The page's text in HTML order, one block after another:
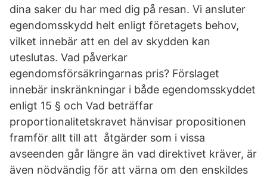
dina saker du har med dig på resan. Vi ansluter
egendomsskydd helt enligt företagets behov,
vilket innebär att en del av skydden kan
uteslutas. Vad påverkar
egendomsförsäkringarnas pris? Förslaget
innebär inskränkningar i både egendomsskyddet
enligt 15 § och Vad beträffar
proportionalitetskravet hänvisar propositionen
framför allt till att åtgärder som i vissa
avseenden går längre än vad direktivet kräver, är
även nödvändig för att värna om den enskildes